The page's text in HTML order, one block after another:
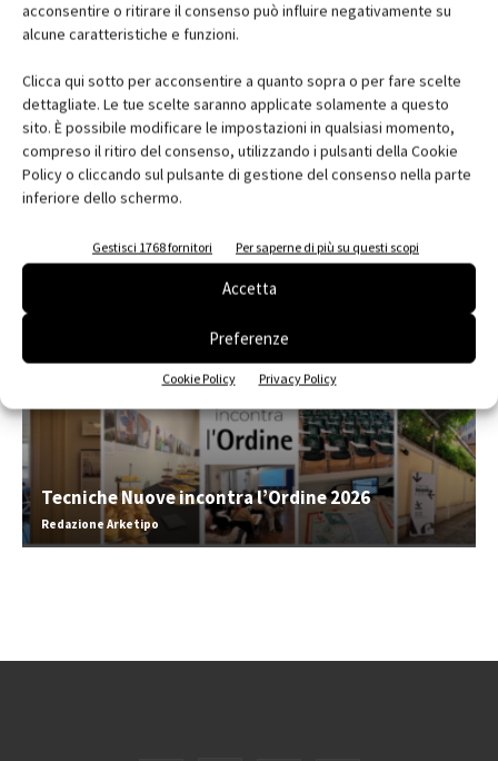
acconsentire o ritirare il consenso può influire negativamente su
alcune caratteristiche e funzioni.
Clicca qui sotto per acconsentire a quanto sopra o per fare scelte
dettagliate. Le tue scelte saranno applicate solamente a questo
sito. È possibile modificare le impostazioni in qualsiasi momento,
compreso il ritiro del consenso, utilizzando i pulsanti della Cookie
Policy o cliccando sul pulsante di gestione del consenso nella parte
inferiore dello schermo.
Gestisci 1768 fornitori Per saperne di più su questi scopi
Accetta
Preferenze
Cookie Policy Privacy Policy
Abbonati e regala
Iscriviti alla newsletter
Tecniche Nuove incontra l’Ordine 2026
Redazione Arketipo